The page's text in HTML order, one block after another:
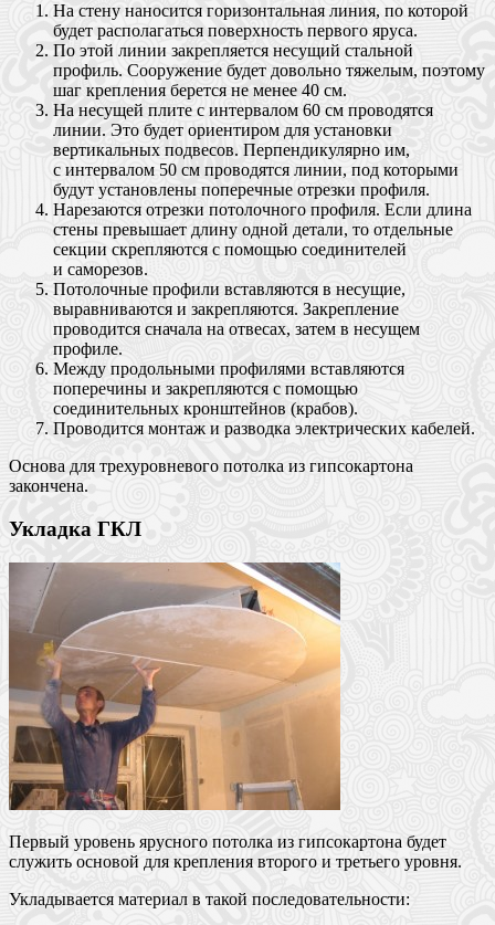
На стену наносится горизонтальная линия, по которой
будет располагаться поверхность первого яруса.
По этой линии закрепляется несущий стальной
профиль. Сооружение будет довольно тяжелым, поэтому
шаг крепления берется не менее 40 см.
На несущей плите с интервалом 60 см проводятся
линии. Это будет ориентиром для установки
вертикальных подвесов. Перпендикулярно им,
с интервалом 50 см проводятся линии, под которыми
будут установлены поперечные отрезки профиля.
Нарезаются отрезки потолочного профиля. Если длина
стены превышает длину одной детали, то отдельные
секции скрепляются с помощью соединителей
и саморезов.
Потолочные профили вставляются в несущие,
выравниваются и закрепляются. Закрепление
проводится сначала на отвесах, затем в несущем
профиле.
Между продольными профилями вставляются
поперечины и закрепляются с помощью
соединительных кронштейнов (крабов).
Проводится монтаж и разводка электрических кабелей.
Основа для трехуровневого потолка из гипсокартона
закончена.
Укладка ГКЛ
Первый уровень ярусного потолка из гипсокартона будет
служить основой для крепления второго и третьего уровня.
Укладывается материал в такой последовательности: